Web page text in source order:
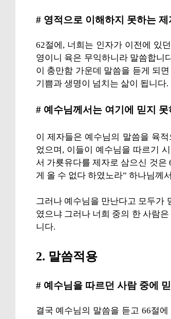
# 영적으로 이해하지 못하는
62절에, 너희는 인자가 이전에 있
영이니 육은 무익하니라 말씀합니
이 충만함 가운데 말씀을 듣게 되
기쁨과 생명이 넘치는 삶이 됩니다.
# 예수님께서는 여기에 믿지
이 제자들은 예수님의 말씀을 육
었으며, 이들이 예수님을 따르기
서 가룟유다를 제자로 삼으신 것
게 올 수 없다 하였노라” 하나님께
그러나 예수님을 만난다고 모두가
였으냐 그러나 너희 중의 한 사람
니다.
2. 말씀적용
# 예수님을 따르던 사람 중에
결국 예수님의 말씀을 듣고 66절